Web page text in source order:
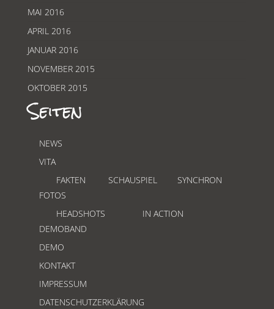
MAI 2016
APRIL 2016
JANUAR 2016
NOVEMBER 2015
OKTOBER 2015
Seiten
NEWS
VITA
FAKTEN
SCHAUSPIEL
SYNCHRON
FOTOS
HEADSHOTS
IN ACTION
DEMOBAND
DEMO
KONTAKT
IMPRESSUM
DATENSCHUTZERKLÄRUNG